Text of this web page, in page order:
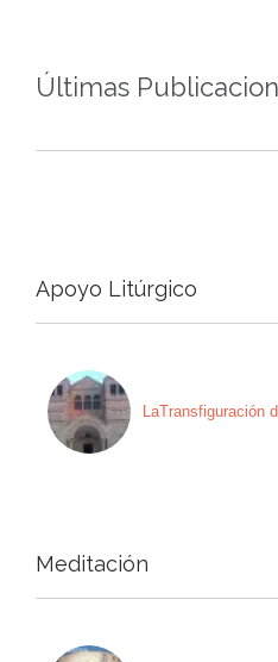
Últimas
Apoyo Litúrgico
LaTransfiguración
Meditación